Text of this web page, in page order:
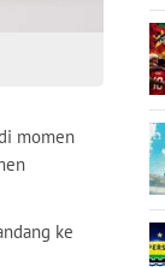
momen
ke